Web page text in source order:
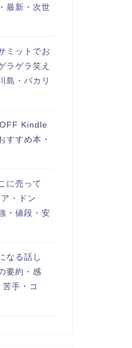
最新・次世
ミットでお
ラゲラ笑え
島・バカリ
Kindle
すすめ本・
に売って
・ドン
・値段・安
なる話し
要約・感
手・コ